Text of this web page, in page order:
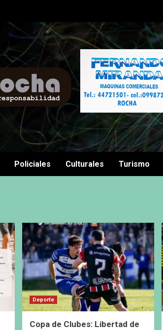
Policiales Culturales Turismo
Deporte
Copa de Clubes: Libertad de